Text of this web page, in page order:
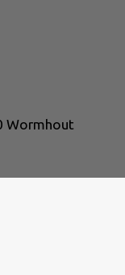
Wormhout